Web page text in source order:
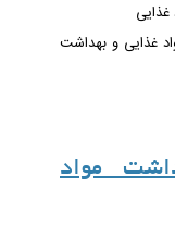
غذایی و بهداشت
مواد